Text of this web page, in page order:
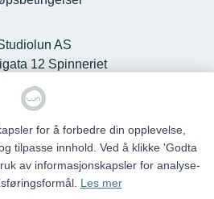
AS
12 Spinneriet
6100 Volda -
925127868
for å forbedre din opplevelse,
tilpasse innhold. Ved å klikke 'Godta
av informasjonskapsler for analyse-
Les mer